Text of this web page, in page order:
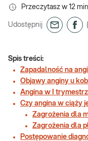
Przeczytasz w 12
Udostępnij
Spis treści:
Zapadalność na
Objawy anginy u
Angina w I
Czy angina w ciąży
Zagrożenia dla
Zagrożenia dla
Postępowanie